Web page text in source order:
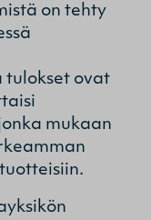
on tehty
tulokset ovat
mukaan